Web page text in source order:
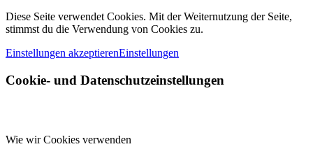
Diese Seite verwendet Cookies. Mit der Weiternutzung der Seite,
stimmst du die Verwendung von Cookies zu.
Einstellungen akzeptierenEinstellungen
Cookie- und Datenschutzeinstellungen
Wie wir Cookies verwenden